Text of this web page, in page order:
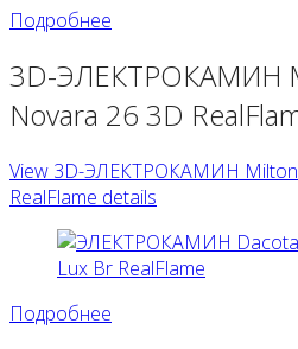
Подробнее
3D-ЭЛЕКТРОКАМИН
Novara 26 3D
View 3D-ЭЛЕКТРОКАМИН Milton
RealFlame details
Подробнее